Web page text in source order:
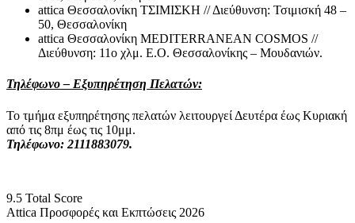
attica Θεσσαλονίκη ΤΣΙΜΙΣΚΗ // Διεύθυνση: Τσιμισκή 48 –
50, Θεσσαλονίκη
attica Θεσσαλονίκη MEDITERRANEAN COSMOS //
Διεύθυνση: 11ο χλμ. Ε.Ο. Θεσσαλονίκης – Μουδανιών.
Τηλέφωνο – Εξυπηρέτηση Πελατών:
Το τμήμα εξυπηρέτησης πελατών λειτουργεί Δευτέρα έως Κυριακή
από τις 8πμ έως τις 10μμ.
Τηλέφωνο: 2111883079.
9.5 Total Score
Attica Προσφορές και Εκπτώσεις 2026